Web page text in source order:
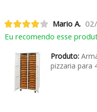
Mario A.
Eu recomendo esse
Produto:
pizzaria para